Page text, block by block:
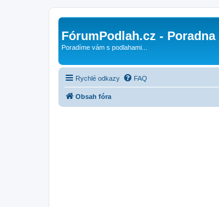
FórumPodlah.cz - Poradna
Poradíme vám s podlahami...
Rychlé odkazy FAQ
Obsah fóra